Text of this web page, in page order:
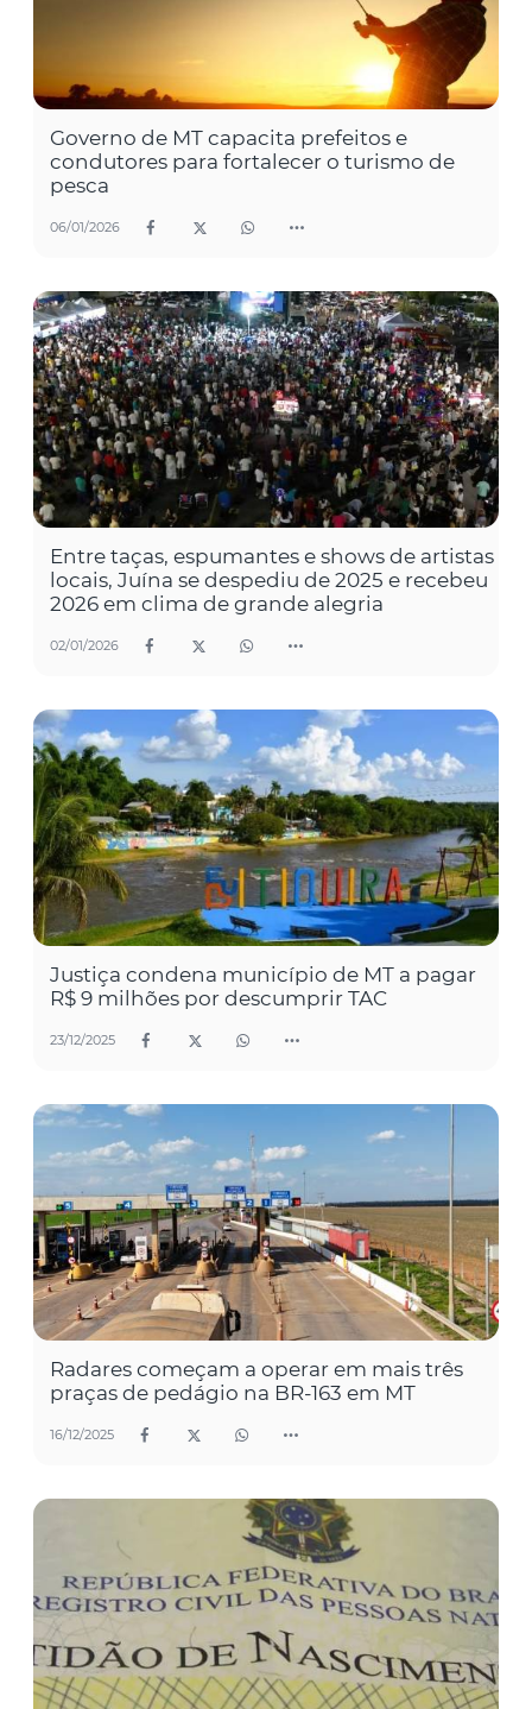
Governo de MT capacita prefeitos e
condutores para fortalecer o turismo de
pesca
06/01/2026
Entre taças, espumantes e shows de artistas
locais, Juína se despediu de 2025 e recebeu
2026 em clima de grande alegria
02/01/2026
Justiça condena município de MT a pagar
R$ 9 milhões por descumprir TAC
23/12/2025
Radares começam a operar em mais três
praças de pedágio na BR-163 em MT
16/12/2025